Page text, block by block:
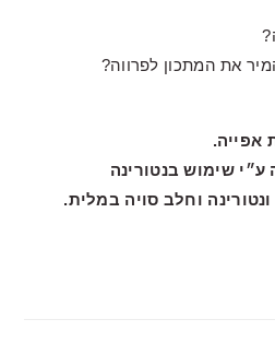
את המתכון לפרווה?
אפייה.
שימוש בנטורינה
וחלב סויה במלית.